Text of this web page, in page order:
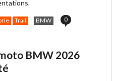
Trail BMW 0
BMW 2026